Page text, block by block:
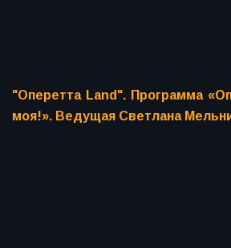
"Оперетта Land". Программа
моя!». Ведущая Светлана